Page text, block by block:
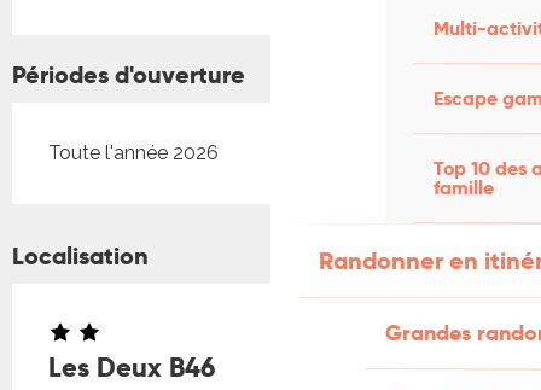
Multi-
Escape
Top 10 des
famille
Randonner en
Grandes
Périodes d'ouverture
Toute l'année 2026
Localisation
Les Deux B46